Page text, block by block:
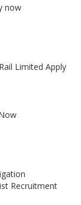
now
Limited Apply
Recruitment